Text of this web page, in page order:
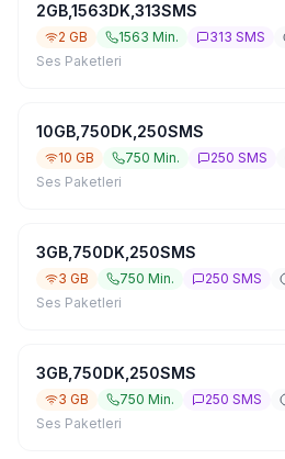
2GB,1563DK,313SMS
2 GB 1563 Min. 313 SMS
Ses Paketleri
10GB,750DK,250SMS
10 GB 750 Min. 250 SMS
Ses Paketleri
3GB,750DK,250SMS
3 GB 750 Min. 250 SMS
Ses Paketleri
3GB,750DK,250SMS
3 GB 750 Min. 250 SMS
Ses Paketleri